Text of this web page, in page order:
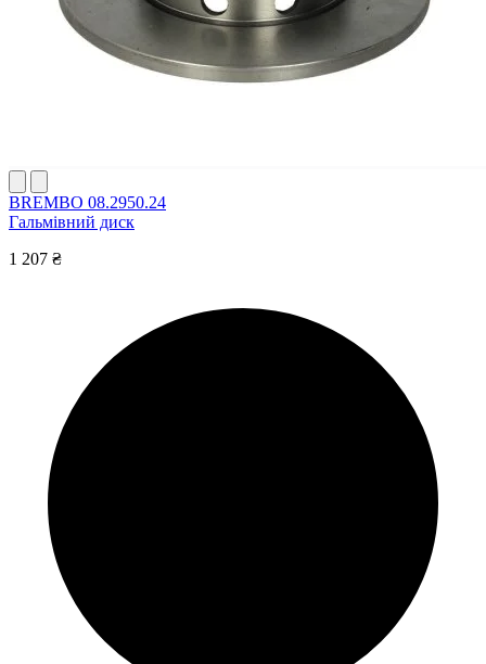
BREMBO 08.2950.24
Гальмівний диск
1 207 ₴